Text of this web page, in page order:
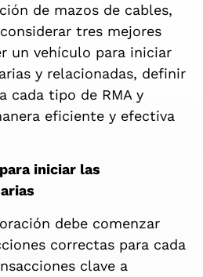
de mazos de cables,
tres mejores
un vehículo para iniciar
y relacionadas, definir
cada tipo de RMA y
eficiente y efectiva
iniciar las
debe comenzar
correctas para cada
clave a